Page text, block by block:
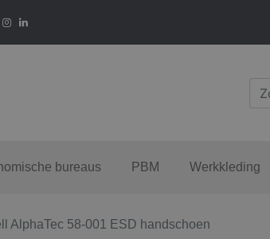
bureaus PBM Werkkleding
AlphaTec 58-001 ESD handschoen